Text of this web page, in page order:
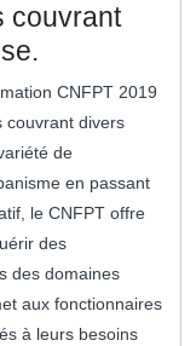
couvrant
CNFPT 2019
couvrant divers
de
en passant
le CNFPT offre
des
des domaines
aux fonctionnaires
à leurs besoins